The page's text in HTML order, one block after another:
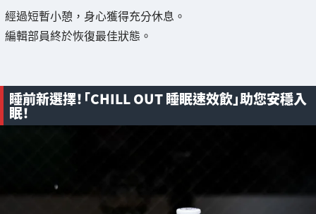
經過短暫小憩，身心獲得充分休息。
編輯部員終於恢復最佳狀態。
睡前新選擇！「CHILL OUT 睡眠速效飲」助您安穩入
眠！